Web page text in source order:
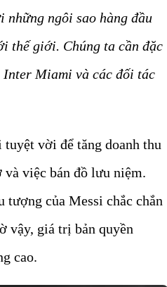
những ngôi sao hàng đầu
thế giới. Chúng ta cần đặc
Inter Miami và các đối tác
tuyệt vời để tăng doanh thu
việc bán đồ lưu niệm.
của Messi chắc chắn
vậy, giá trị bản quyền
cao.